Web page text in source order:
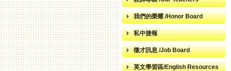
我們的榮耀 /Honor Board
私中捷報
徵才訊息 /Job Board
英文學習區/English Resources